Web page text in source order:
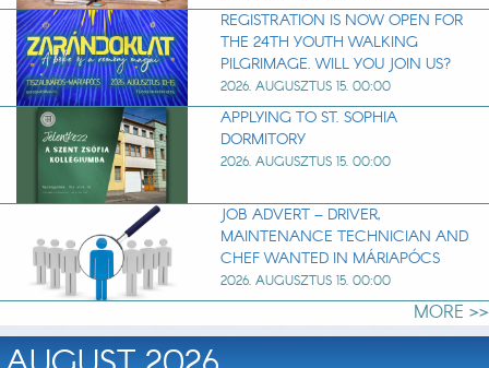
REGISTRATION IS NOW OPEN FOR
THE 24TH YOUTH WALKING
PILGRIMAGE. WILL YOU JOIN US?
2026. AUGUSZTUS 15. 00:00
APPLYING TO ST. SOPHIA
DORMITORY
2026. AUGUSZTUS 15. 00:00
JOB ADVERT – DRIVER,
MAINTENANCE TECHNICIAN AND
CHEF WANTED IN MÁRIAPÓCS
2026. AUGUSZTUS 15. 00:00
MORE >>